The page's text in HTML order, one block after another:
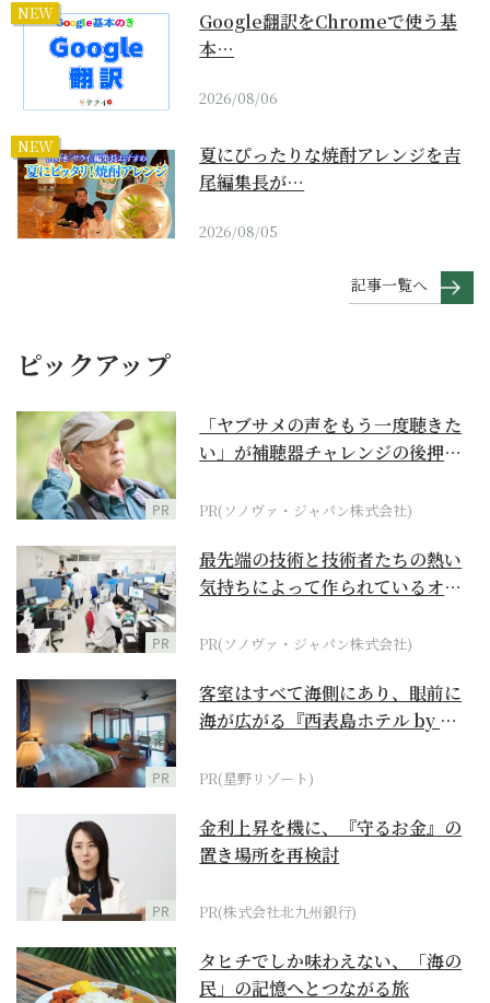
NEW
Google翻訳をChromeで使う基
本…
2026/08/06
NEW
夏にぴったりな焼酎アレンジを吉
尾編集長が…
2026/08/05
記事一覧へ
ピックアップ
PR
「ヤブサメの声をもう一度聴きた
い」が補聴器チャレンジの後押し
PR(ソノヴァ・ジャパン株式会社)
PR
最先端の技術と技術者たちの熱い
気持ちによって作られているオー
PR(ソノヴァ・ジャパン株式会社)
PR
客室はすべて海側にあり、眼前に
海が広がる『西表島ホテル by 星
PR(星野リゾート)
PR
金利上昇を機に、『守るお金』の
置き場所を再検討
PR(株式会社北九州銀行)
タヒチでしか味わえない、「海の
民」の記憶へとつながる旅